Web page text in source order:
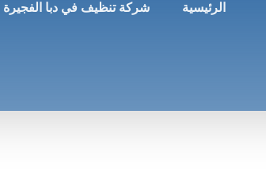
الرئيسية شركة تنظيف في دبا الفجيرة